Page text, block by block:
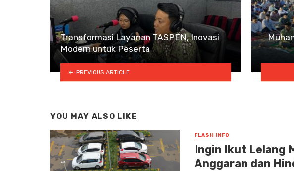
Transformasi Layanan TASPEN, Inovasi
Modern untuk Peserta
PREVIOUS ARTICLE
YOU MAY ALSO LIKE
FLASH INFO
Ingin Ikut Lelang
Anggaran dan